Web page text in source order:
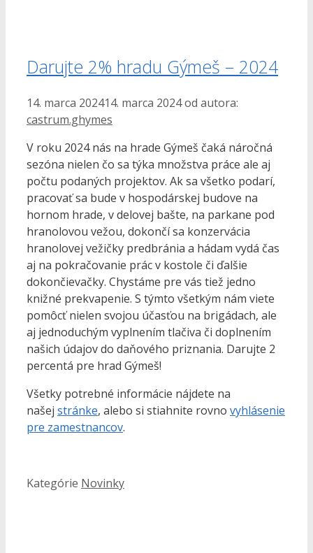
Darujte 2% hradu Gýmeš – 2024
14. marca 202414. marca 2024od autora:
castrum.ghymes
V roku 2024 nás na hrade Gýmeš čaká náročná
sezóna nielen čo sa týka množstva práce ale aj
počtu podaných projektov. Ak sa všetko podarí,
pracovať sa bude v hospodárskej budove na
hornom hrade, v delovej bašte, na parkane pod
hranolovou vežou, dokončí sa konzervácia
hranolovej vežičky predbránia a hádam vydá čas
aj na pokračovanie prác v kostole či ďalšie
dokončievačky. Chystáme pre vás tiež jedno
knižné prekvapenie. S týmto všetkým nám viete
pomôcť nielen svojou účasťou na brigádach, ale
aj jednoduchým vyplnením tlačiva či doplnením
našich údajov do daňového priznania. Darujte 2
percentá pre hrad Gýmeš!
Všetky potrebné informácie nájdete na
našej stránke, alebo si stiahnite rovno vyhlásenie
pre zamestnancov.
Kategórie Novinky